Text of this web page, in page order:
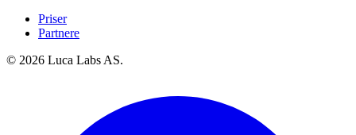
Priser
Partnere
© 2026 Luca Labs AS.